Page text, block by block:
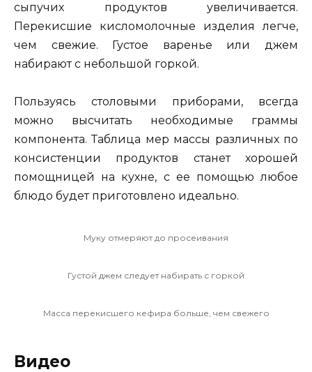
сыпучих продуктов увеличивается.
Перекисшие кисломолочные изделия легче,
чем свежие. Густое варенье или джем
набирают с небольшой горкой.
Пользуясь столовыми приборами, всегда
можно высчитать необходимые граммы
компонента. Таблица мер массы различных по
консистенции продуктов станет хорошей
помощницей на кухне, с ее помощью любое
блюдо будет приготовлено идеально.
Муку отмеряют до просеивания
Густой джем следует набирать с горкой
Масса перекисшего кефира больше, чем свежего
Видео